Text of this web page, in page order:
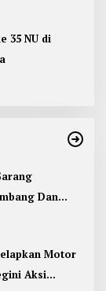
35 NU di
Dan
Motor
Aksi